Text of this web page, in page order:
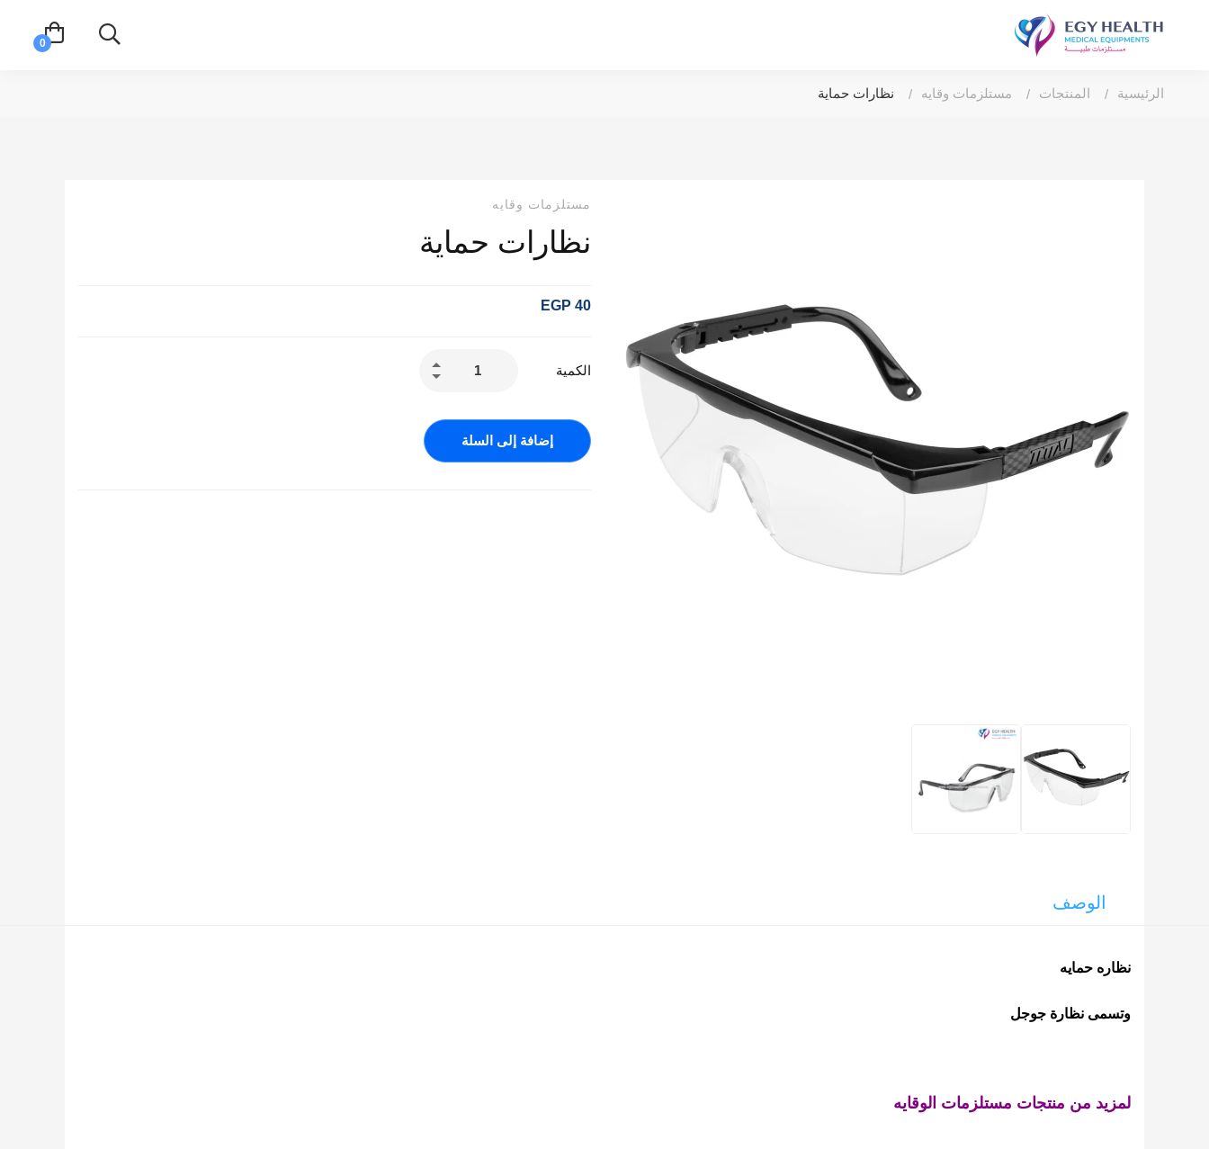
الرئيسية المنتجات مستلزمات وقايه نظارات حماية
مستلزمات وقايه
نظارات حماية
EGP 40
الكمية
إضافة إلى السلة
الوصف
نظاره حمايه
وتسمى نظارة جوجل
لمزيد من منتجات مستلزمات الوقايه